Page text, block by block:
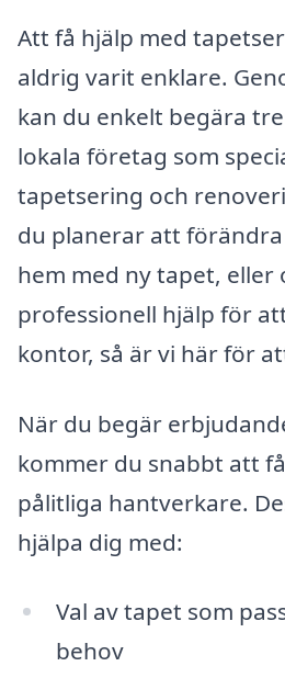
Att få hjälp med
aldrig varit enklare.
kan du enkelt begära
lokala företag som
tapetsering och
du planerar att
hem med ny tapet, eller
professionell hjälp för
kontor, så är vi här för
När du begär
kommer du snabbt att
pålitliga hantverkare.
hjälpa dig med:
Val av tapet som
behov